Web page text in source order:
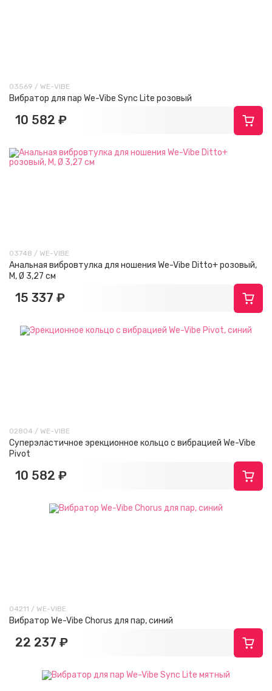
03569 / WE-VIBE
Вибратор для пар We-Vibe Sync Lite розовый
10 582 ₽
03748 / WE-VIBE
Анальная вибровтулка для ношения We-Vibe Ditto+ розовый,
M, Ø 3,27 см
15 337 ₽
02804 / WE-VIBE
Суперэластичное эрекционное кольцо с вибрацией We-Vibe
Pivot
10 582 ₽
04211 / WE-VIBE
Вибратор We-Vibe Chorus для пар, синий
22 237 ₽